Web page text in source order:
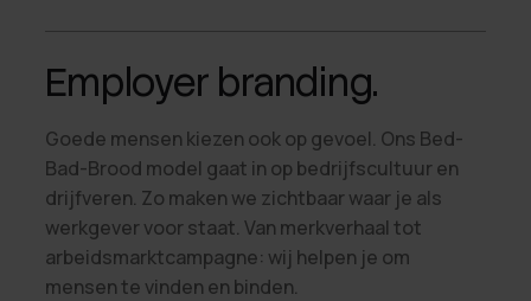
Employer branding.
Goede mensen kiezen ook op gevoel. Ons Bed-
Bad-Brood model gaat in op bedrijfscultuur en
drijfveren. Zo maken we zichtbaar waar je als
werkgever voor staat. Van merkverhaal tot
arbeidsmarktcampagne: wij helpen je om
mensen te vinden en binden.